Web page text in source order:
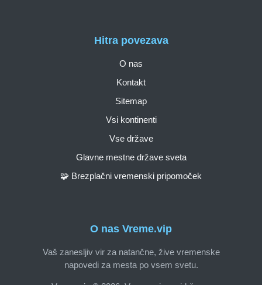
O nas Vreme.vip
Vaš zanesljiv vir za natančne, žive vremenske
napovedi za mesta po vsem svetu.
Hitra povezava
O nas
Kontakt
Sitemap
Vsi kontinenti
Vse države
Glavne mestne države sveta
🧩 Brezplačni vremenski pripomoček